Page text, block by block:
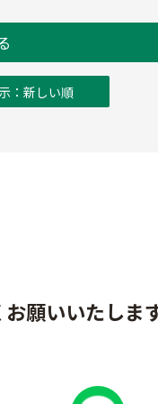
：新しい順
願いいたしま